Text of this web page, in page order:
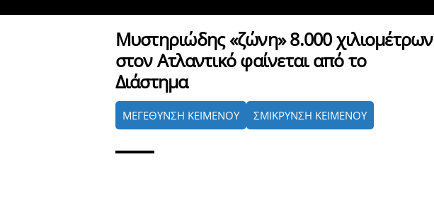
Μυστηριώδης «ζώνη» 8.000 χιλιομέτρων
στον Ατλαντικό φαίνεται από το
Διάστημα
ΜΕΓΕΘΥΝΣΗ ΚΕΙΜΕΝΟΥ ΣΜΙΚΡΥΝΣΗ ΚΕΙΜΕΝΟΥ